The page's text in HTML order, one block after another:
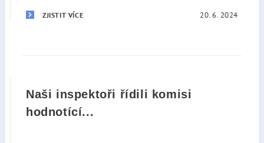
ZJISTIT VÍCE 20. 6. 2024
Naši inspektoři řídili komisi
hodnotící...